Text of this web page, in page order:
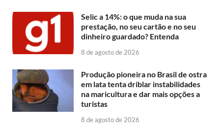
Selic a 14%: o que muda na sua
prestação, no seu cartão e no seu
dinheiro guardado? Entenda
8 de agosto de 2026
Produção pioneira no Brasil de ostra
em lata tenta driblar instabilidades
na maricultura e dar mais opções a
turistas
8 de agosto de 2026